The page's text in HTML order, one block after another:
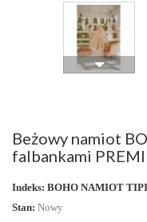
Beżowy namiot
falbankami
Indeks: BOHO NAMIOT TIPI
Stan: Nowy